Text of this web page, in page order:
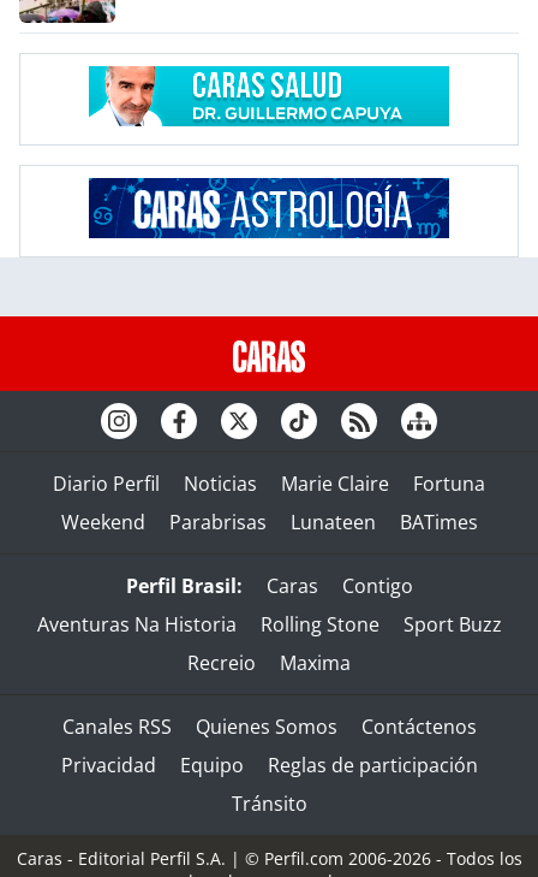
Diario Perfil Noticias Marie Claire
Fortuna
Weekend
Parabrisas Lunateen BATimes
Perfil Brasil: Caras
Contigo
Aventuras Na Historia
Rolling Stone
Sport Buzz
Recreio
Maxima
Canales RSS Quienes Somos
Contáctenos
Privacidad
Equipo
Reglas de participación
Tránsito
Caras - Editorial Perfil S.A. | © Perfil.com 2006-2026 - Todos los